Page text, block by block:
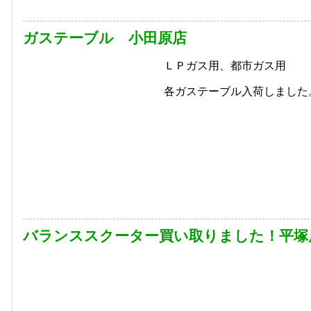
ガステーブル 小田原店
ＬＰガス用、都市ガス用
各ガステーブル入荷しました
バランススクーター買い取りました！平塚